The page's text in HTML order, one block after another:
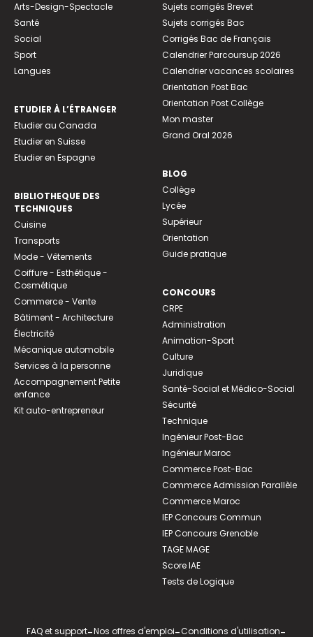
Arts-Design-Spectacle
Santé
Social
Sport
Langues
ETUDIER À L’ÉTRANGER
Etudier au Canada
Etudier en Suisse
Etudier en Espagne
BIBLIOTHEQUE DES
TECHNIQUES
Cuisine
Transports
Mode - Vêtements
Coiffure - Esthétique -
Cosmétique
Commerce - Vente
Bâtiment - Architecture
Électricité
Mécanique automobile
Services à la personne
Accompagnement Petite
enfance
Kit auto-entrepreneur
Sujets corrigés Brevet
Sujets corrigés Bac
Corrigés Bac de Français
Calendrier Parcoursup 2026
Calendrier vacances scolaires
Orientation Post Bac
Orientation Post Collège
Mon master
Grand Oral 2026
BLOG
Collège
Lycée
Supérieur
Orientation
Guide pratique
CONCOURS
CRPE
Administration
Animation-Sport
Culture
Juridique
Santé-Social et Médico-Social
Sécurité
Technique
Ingénieur Post-Bac
Ingénieur Maroc
Commerce Post-Bac
Commerce Admission Parallèle
Commerce Maroc
IEP Concours Commun
IEP Concours Grenoble
TAGE MAGE
Score IAE
Tests de Logique
FAQ et support-Nos offres d'emploi-Conditions d'utilisation-